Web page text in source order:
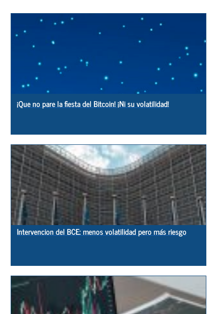
¡Que no pare la fiesta del Bitcoin! ¡Ni su volatilidad!
Intervencion del BCE: menos volatilidad pero más riesgo